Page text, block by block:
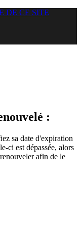
DE CE SITE
:
sa date d'expiration
ci est dépassée, alors
afin de le